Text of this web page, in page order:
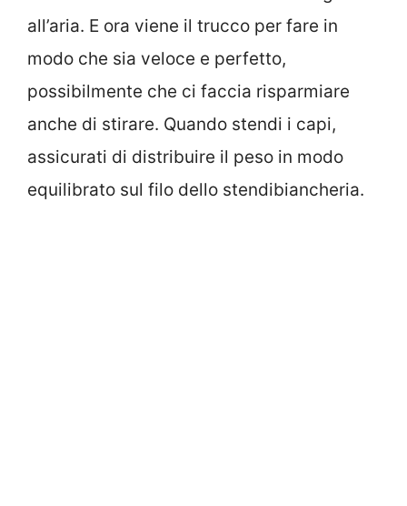
all’aria. E ora viene il trucco per fare in
modo che sia veloce e perfetto,
possibilmente che ci faccia risparmiare
anche di stirare. Quando stendi i capi,
assicurati di distribuire il peso in modo
equilibrato sul filo dello stendibiancheria.